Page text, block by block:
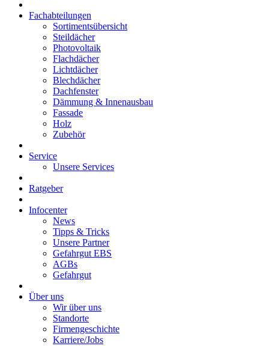
Fachabteilungen
Sortimentsübersicht
Steildächer
Photovoltaik
Flachdächer
Lichtdächer
Blechdächer
Dachfenster
Dämmung & Innenausbau
Fassade
Holz
Zubehör
Service
Unsere Services
Ratgeber
Infocenter
News
Tipps & Tricks
Unsere Partner
Gefahrgut EBS
AGBs
Gefahrgut
Über uns
Wir über uns
Standorte
Firmengeschichte
Karriere/Jobs